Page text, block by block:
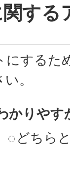
する
にするた
。
かりやす
どちら